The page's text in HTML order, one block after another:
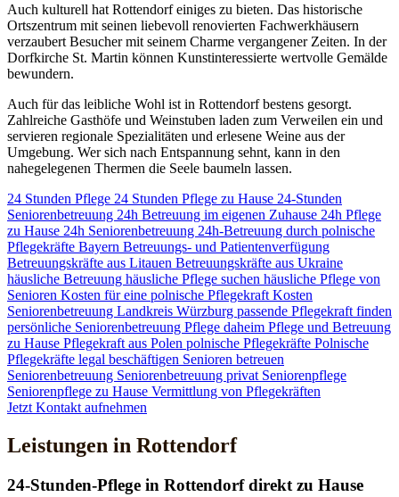
Auch kulturell hat Rottendorf einiges zu bieten. Das historische
Ortszentrum mit seinen liebevoll renovierten Fachwerkhäusern
verzaubert Besucher mit seinem Charme vergangener Zeiten. In der
Dorfkirche St. Martin können Kunstinteressierte wertvolle Gemälde
bewundern.
Auch für das leibliche Wohl ist in Rottendorf bestens gesorgt.
Zahlreiche Gasthöfe und Weinstuben laden zum Verweilen ein und
servieren regionale Spezialitäten und erlesene Weine aus der
Umgebung. Wer sich nach Entspannung sehnt, kann in den
nahegelegenen Thermen die Seele baumeln lassen.
24 Stunden Pflege 24 Stunden Pflege zu Hause 24-Stunden
Seniorenbetreuung 24h Betreuung im eigenen Zuhause 24h Pflege
zu Hause 24h Seniorenbetreuung 24h-Betreuung durch polnische
Pflegekräfte Bayern Betreuungs- und Patientenverfügung
Betreuungskräfte aus Litauen Betreuungskräfte aus Ukraine
häusliche Betreuung häusliche Pflege suchen häusliche Pflege von
Senioren Kosten für eine polnische Pflegekraft Kosten
Seniorenbetreuung Landkreis Würzburg passende Pflegekraft finden
persönliche Seniorenbetreuung Pflege daheim Pflege und Betreuung
zu Hause Pflegekraft aus Polen polnische Pflegekräfte Polnische
Pflegekräfte legal beschäftigen Senioren betreuen
Seniorenbetreuung Seniorenbetreuung privat Seniorenpflege
Seniorenpflege zu Hause Vermittlung von Pflegekräften
Jetzt Kontakt aufnehmen
Leistungen in Rottendorf
24-Stunden-Pflege in Rottendorf direkt zu Hause